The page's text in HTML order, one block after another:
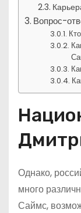
Вопрос-
Однако,
много
Саймс,